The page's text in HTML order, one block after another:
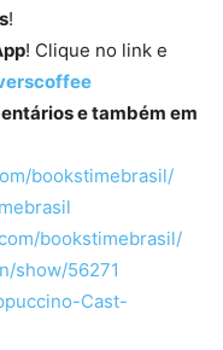
!
! Clique no link e
e também em
bookstimebrasil/
bookstimebrasil/
show/56271
Cast-